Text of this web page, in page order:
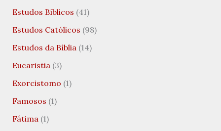
Estudos Bíblicos (41)
Estudos Católicos (98)
Estudos da Bíblia(14)
Eucaristia(3)
Exorcistomo (1)
Famosos (1)
Fátima(1)